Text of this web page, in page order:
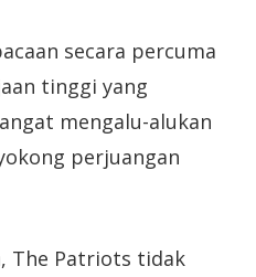
secara percuma
tinggi yang
mengalu-alukan
perjuangan
The Patriots tidak